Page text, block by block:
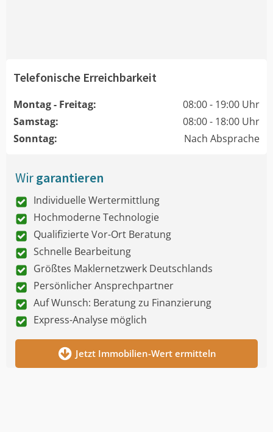
Telefonische Erreichbarkeit
Montag - Freitag:
08:00 - 19:00 Uhr
Samstag:
08:00 - 18:00 Uhr
Sonntag:
Nach Absprache
Wirgarantieren
Individuelle Wertermittlung
Hochmoderne Technologie
Qualifizierte Vor-Ort Beratung
Schnelle Bearbeitung
Größtes Maklernetzwerk Deutschlands
Persönlicher Ansprechpartner
Auf Wunsch: Beratung zu Finanzierung
Express-Analyse möglich
Jetzt Immobilien-Wert ermitteln